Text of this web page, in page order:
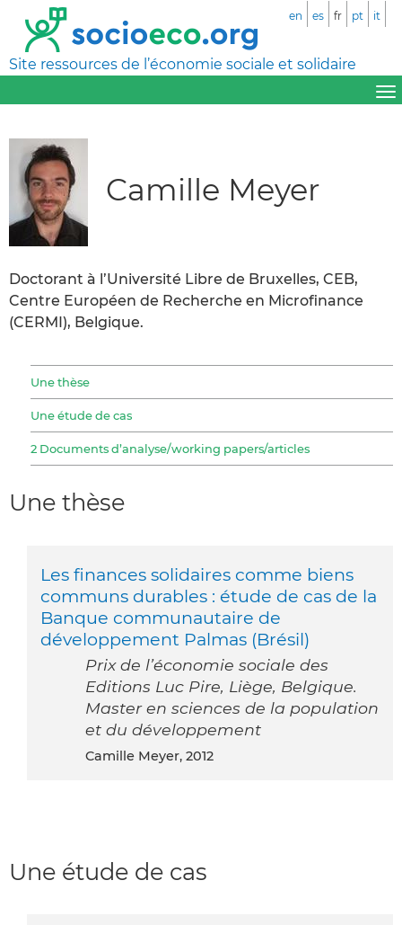
Site ressources de l’économie sociale et solidaire
en es fr pt it
Camille Meyer
Doctorant à l’Université Libre de Bruxelles, CEB,
Centre Européen de Recherche en Microfinance
(CERMI), Belgique.
Une thèse
Une étude de cas
2 Documents d’analyse/working papers/articles
Une thèse
Les finances solidaires comme biens
communs durables : étude de cas de la
Banque communautaire de
développement Palmas (Brésil)
Prix de l’économie sociale des
Editions Luc Pire, Liège, Belgique.
Master en sciences de la population
et du développement
Camille Meyer, 2012
Une étude de cas